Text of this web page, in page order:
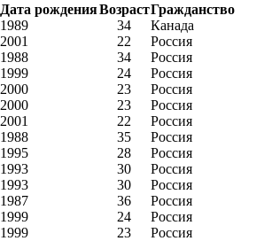
Дата рожденияВозрастГражданство
1989 34
Канада
2001 22
Россия
1988 34
Россия
1999 24
Россия
2000 23
Россия
2000 23
Россия
2001 22
Россия
1988 35
Россия
1995 28
Россия
1993 30
Россия
1993 30
Россия
1987 36
Россия
1999 24
Россия
1999 23
Россия